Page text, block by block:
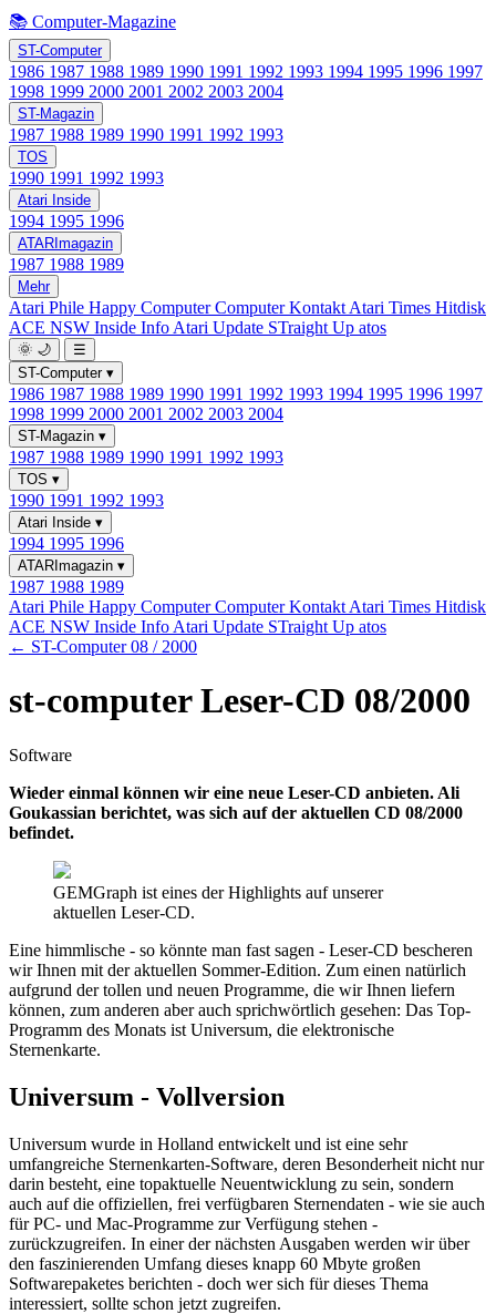
📚 Computer-Magazine
ST-Computer
1986 1987 1988 1989 1990 1991 1992 1993 1994 1995 1996 1997
1998 1999 2000 2001 2002 2003 2004
ST-Magazin
1987 1988 1989 1990 1991 1992 1993
TOS
1990 1991 1992 1993
Atari Inside
1994 1995 1996
ATARImagazin
1987 1988 1989
Mehr
Atari Phile Happy ComputerComputer Kontakt Atari Times Hitdisk
ACE NSW Inside Info Atari Update STraight Up atos
🌞 🌙
☰
ST-Computer ▾
1986 1987 1988 1989 1990 1991 1992 1993 1994 1995 1996 1997
1998 1999 2000 2001 2002 2003 2004
ST-Magazin ▾
1987 1988 1989 1990 1991 1992 1993
TOS ▾
1990 1991 1992 1993
Atari Inside ▾
1994 1995 1996
ATARImagazin ▾
1987 1988 1989
Atari Phile Happy ComputerComputer Kontakt Atari Times Hitdisk
ACE NSW Inside Info Atari Update STraight Up atos
← ST-Computer 08 / 2000
st-computer Leser-CD 08/2000
Software
Wieder einmal können wir eine neue Leser-CD anbieten. Ali
Goukassian berichtet, was sich auf der aktuellen CD 08/2000
befindet.
GEMGraph ist eines der Highlights auf unserer
aktuellen Leser-CD.
Eine himmlische - so könnte man fast sagen - Leser-CD bescheren
wir Ihnen mit der aktuellen Sommer-Edition. Zum einen natürlich
aufgrund der tollen und neuen Programme, die wir Ihnen liefern
können, zum anderen aber auch sprichwörtlich gesehen: Das Top-
Programm des Monats ist Universum, die elektronische
Sternenkarte.
Universum - Vollversion
Universum wurde in Holland entwickelt und ist eine sehr
umfangreiche Sternenkarten-Software, deren Besonderheit nicht nur
darin besteht, eine topaktuelle Neuentwicklung zu sein, sondern
auch auf die offiziellen, frei verfügbaren Sternendaten - wie sie auch
für PC- und Mac-Programme zur Verfügung stehen -
zurückzugreifen. In einer der nächsten Ausgaben werden wir über
den faszinierenden Umfang dieses knapp 60 Mbyte großen
Softwarepaketes berichten - doch wer sich für dieses Thema
interessiert, sollte schon jetzt zugreifen.